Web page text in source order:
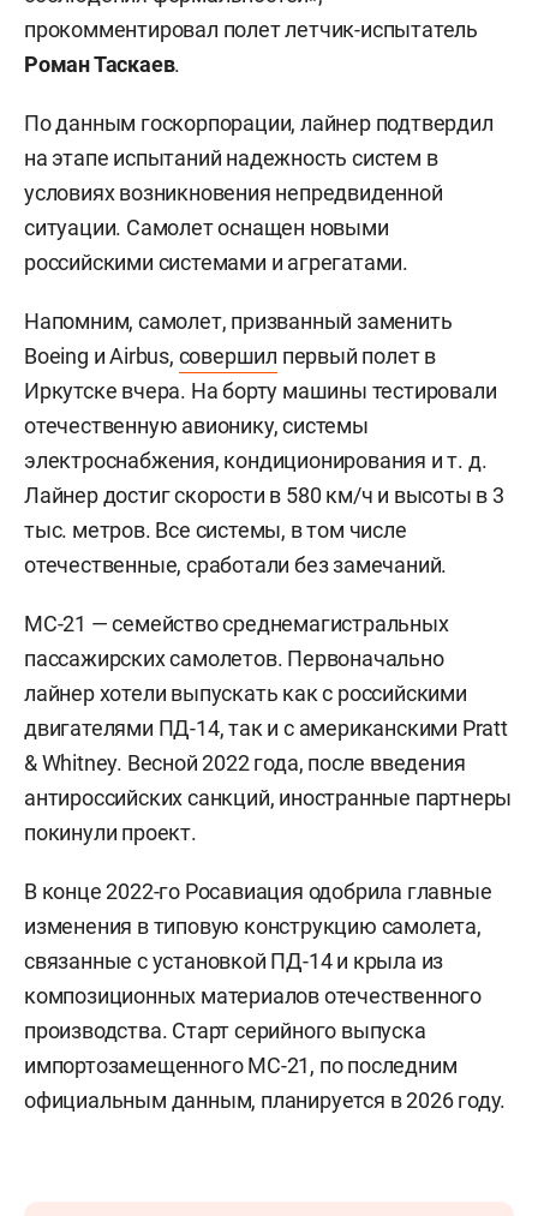
прокомментировал полет летчик-испытатель
Роман Таскаев.
По данным госкорпорации, лайнер подтвердил
на этапе испытаний надежность систем в
условиях возникновения непредвиденной
ситуации. Самолет оснащен новыми
российскими системами и агрегатами.
Напомним, самолет, призванный заменить
Boeing и Airbus, совершил первый полет в
Иркутске вчера. На борту машины тестировали
отечественную авионику, системы
электроснабжения, кондиционирования и т. д.
Лайнер достиг скорости в 580 км/ч и высоты в 3
тыс. метров. Все системы, в том числе
отечественные, сработали без замечаний.
МС-21 — семейство среднемагистральных
пассажирских самолетов. Первоначально
лайнер хотели выпускать как с российскими
двигателями ПД-14, так и с американскими Pratt
& Whitney. Весной 2022 года, после введения
антироссийских санкций, иностранные партнеры
покинули проект.
В конце 2022-го Росавиация одобрила главные
изменения в типовую конструкцию самолета,
связанные с установкой ПД-14 и крыла из
композиционных материалов отечественного
производства. Старт серийного выпуска
импортозамещенного МС-21, по последним
официальным данным, планируется в 2026 году.